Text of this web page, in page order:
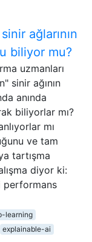
ağlarının
biliyor mu?
uzmanları
sinir ağının
anında
biliyorlar mı?
mı
ve tam
tartışma
diyor ki:
performans
learning
explainable-ai